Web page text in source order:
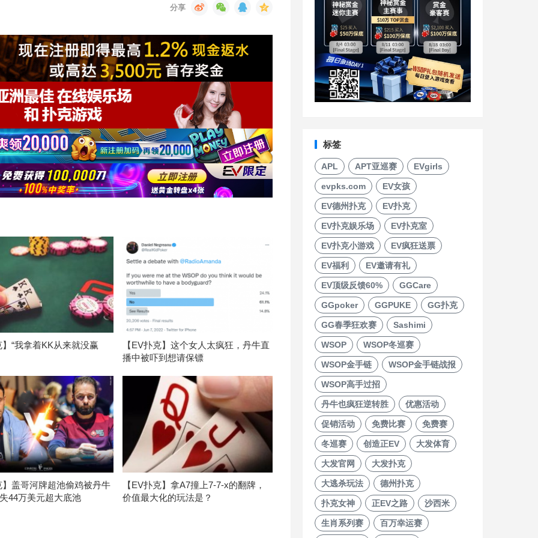
“我拿着KK从来就没赢
【EV扑克】这个女人太疯狂，丹牛直
播中被吓到想请保镖
】盖哥河牌超池偷鸡被丹牛
44万美元超大底池
【EV扑克】拿A7撞上7-7-x的翻牌，
价值最大化的玩法是？
标签
APL APT亚巡赛 EVgirls
evpks.com EV女孩
EV德州扑克 EV扑克
EV扑克娱乐场 EV扑克室
EV扑克小游戏 EV疯狂送票
EV福利 EV邀请有礼
EV顶级反馈60% GGCare
GGpoker GGPUKE GG扑克
GG春季狂欢赛 Sashimi
WSOP WSOP冬巡赛
WSOP金手链 WSOP金手链战报
WSOP高手过招
丹牛也疯狂逆转胜 优惠活动
促销活动 免费比赛 免费赛
冬巡赛 创造正EV 大发体育
大发官网 大发扑克
大逃杀玩法 德州扑克
扑克女神 正EV之路 沙西米
生肖系列赛 百万幸运赛